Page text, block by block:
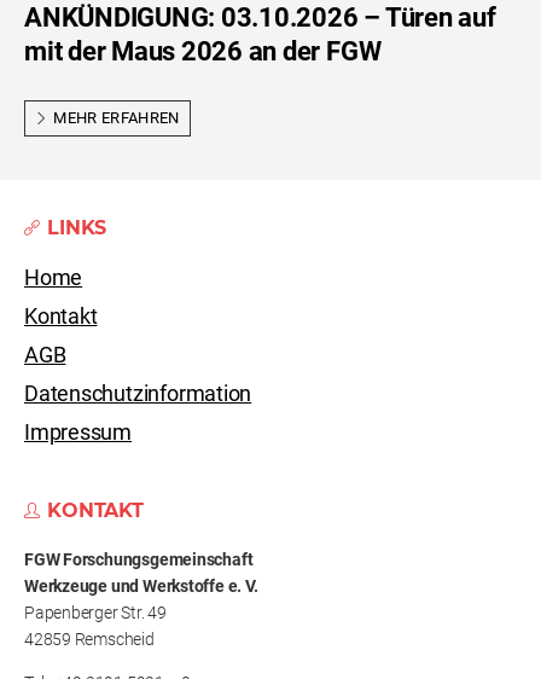
ANKÜNDIGUNG: 03.10.2026 – Türen auf
mit der Maus 2026 an der FGW
MEHR ERFAHREN
LINKS
Home
Kontakt
AGB
Datenschutzinformation
Impressum
KONTAKT
FGW Forschungs­gemeinschaft
Werkzeuge und Werkstoffe e. V.
Papenberger Str. 49
42859 Remscheid